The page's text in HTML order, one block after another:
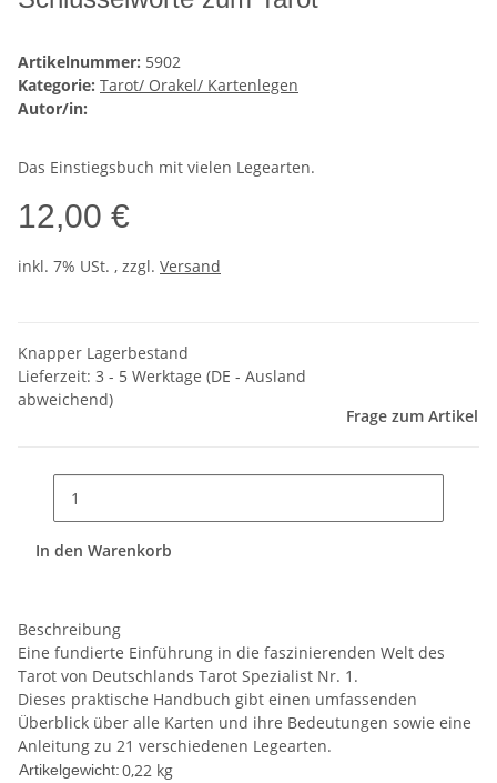
Artikelnummer: 5902
Kategorie: Tarot/ Orakel/ Kartenlegen
Autor/in:
Das Einstiegsbuch mit vielen Legearten.
12,00 €
inkl. 7% USt. , zzgl. Versand
Knapper Lagerbestand
Lieferzeit: 3 - 5 Werktage (DE - Ausland
abweichend)
Frage zum Artikel
In den Warenkorb
Beschreibung
Eine fundierte Einführung in die faszinierenden Welt des
Tarot von Deutschlands Tarot Spezialist Nr. 1.
Dieses praktische Handbuch gibt einen umfassenden
Überblick über alle Karten und ihre Bedeutungen sowie eine
Anleitung zu 21 verschiedenen Legearten.
Artikelgewicht:0,22 kg